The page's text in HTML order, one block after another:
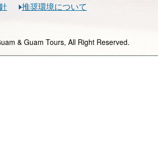
推奨環境について
& Guam Tours, All Right Reserved.